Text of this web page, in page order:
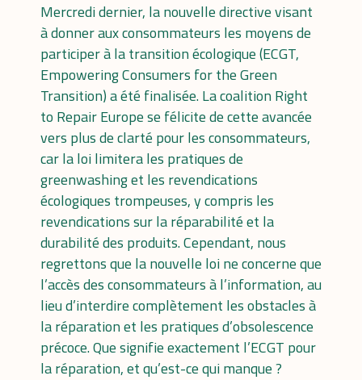
Mercredi dernier, la nouvelle directive visant
à donner aux consommateurs les moyens de
participer à la transition écologique (ECGT,
Empowering Consumers for the Green
Transition) a été finalisée. La coalition Right
to Repair Europe se félicite de cette avancée
vers plus de clarté pour les consommateurs,
car la loilimitera les pratiques de
greenwashing et les revendications
écologiques trompeuses, y compris les
revendications sur la réparabilité et la
durabilité des produits. Cependant, nous
regrettons que la nouvelle loi ne concerne que
l’accès des consommateurs à l’information, au
lieu d’interdire complètement les obstacles à
la réparation et les pratiques d’obsolescence
précoce. Que signifie exactement l’ECGT pour
la réparation, et qu’est-ce qui manque ?